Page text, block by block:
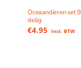
Oceaandieren set 9
delig
€4.95 Incl. BTW